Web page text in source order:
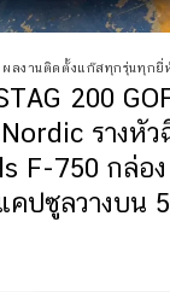
ผลงานติดตั้งแก๊สทุกรุ่นทุกยี่
200
รางหัว
F-750 กล่อง
คปซูลวางบน